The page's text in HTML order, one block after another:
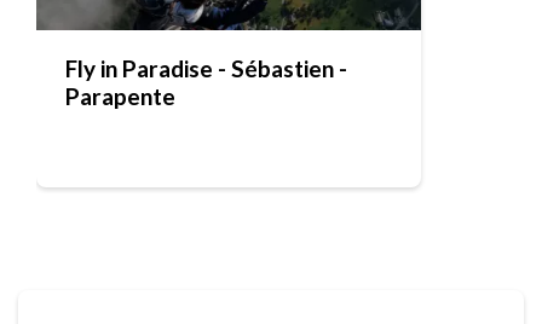
Fly in Paradise - Sébastien -
Parapente